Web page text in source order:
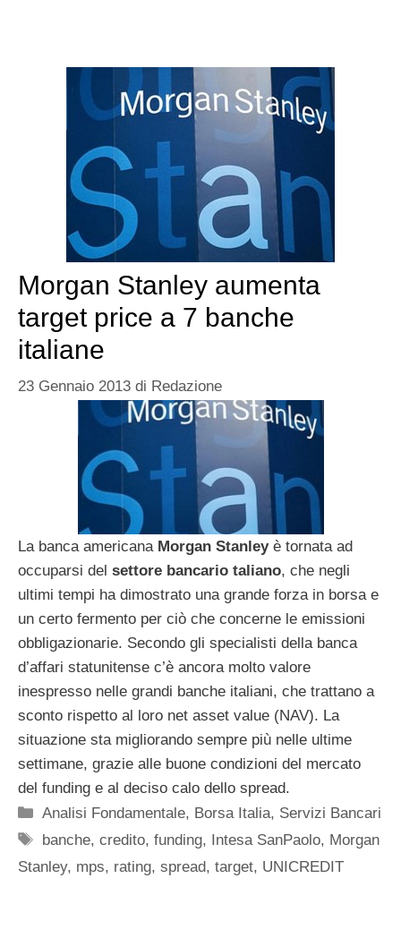
Morgan Stanley aumenta
target price a 7 banche
italiane
23 Gennaio 2013 di Redazione
La banca americana Morgan Stanley è tornata ad
occuparsi del settore bancario taliano, che negli
ultimi tempi ha dimostrato una grande forza in borsa e
un certo fermento per ciò che concerne le emissioni
obbligazionarie. Secondo gli specialisti della banca
d’affari statunitense c’è ancora molto valore
inespresso nelle grandi banche italiani, che trattano a
sconto rispetto al loro net asset value (NAV). La
situazione sta migliorando sempre più nelle ultime
settimane, grazie alle buone condizioni del mercato
del funding e al deciso calo dello spread.
Categorie
Analisi Fondamentale, Borsa Italia, Servizi Bancari
Tag
banche,credito,funding, Intesa SanPaolo, Morgan
Stanley, mps, rating, spread, target, UNICREDIT